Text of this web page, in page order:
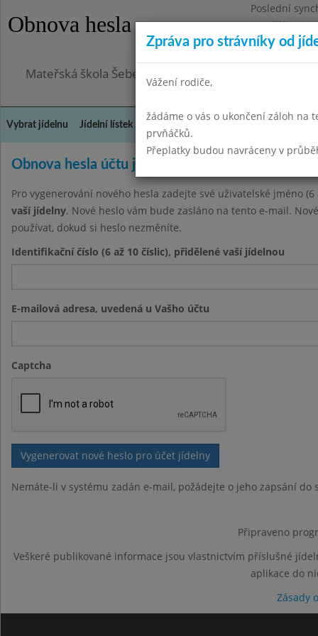
Obnova hesla
Poslední
Pondělí
Omezení
Mateřská škola Šebetov, příspěvková organizace
Vybrat jídelnu Jídelní lístek
Obnova hesla účtu jídelny
Pro vygenerování nového hesla zadejte své uživatelské jméno
vaší jídelny. Nové heslo vám bude zasláno na tento e-mail.
používat, dokud si heslo nezměníte.
Identifikační číslo (6 až 10 číslic), přidělené vaší jídelnou
E-mailová adresa, uvedená u Vašho účtu
Captcha
Nemáte-li v systému zadán e-mail, požádejte o jeho zapsání
Připraveno
Veškeré publikované informace jsou vlastnictvím příslušné
aplikace do
Zásady
Zpráva pro strávníky od
Vážení rodiče,
žádáme o vás o ukončení záloh na
prvňáčků.
Přeplatky budou navráceny v